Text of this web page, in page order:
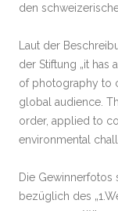
den
Laut der
der Stiftung „it has
of photography to
global audience.
order, applied to
environmental
Die Gewinnerfotos
bezüglich des